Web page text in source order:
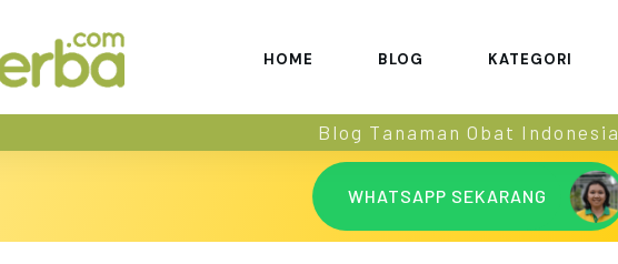
HOME BLOG KATEGORI
Blog Tanaman Obat Indonesia
WHATSAPP SEKARANG